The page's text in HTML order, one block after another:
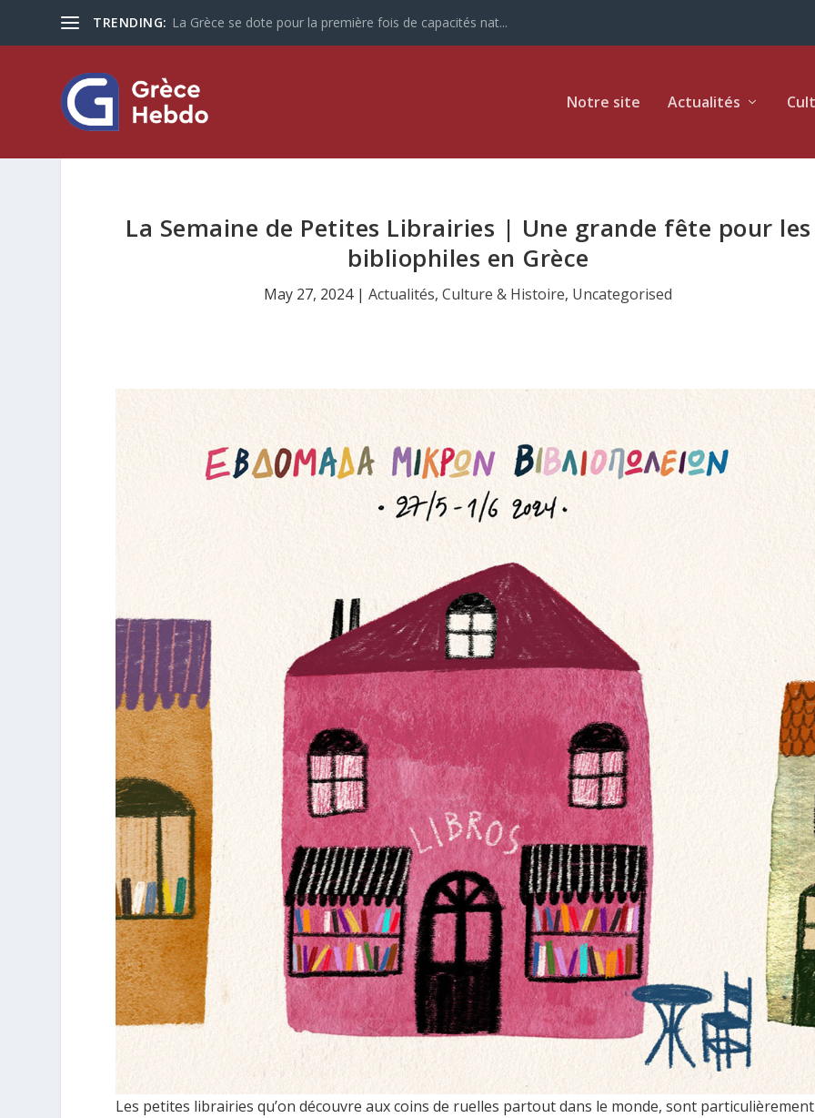
TRENDING: La Grèce se dote pour la première fois de capacités nat...
Notre site Actualités
La Semaine de Petites Librairies | Une grande fête pour les
bibliophiles en Grèce
May 27, 2024|Actualités,Culture & Histoire, Uncategorised
Les petites librairies qu’on découvre aux coins de ruelles partout dans le monde, sont particulièrement